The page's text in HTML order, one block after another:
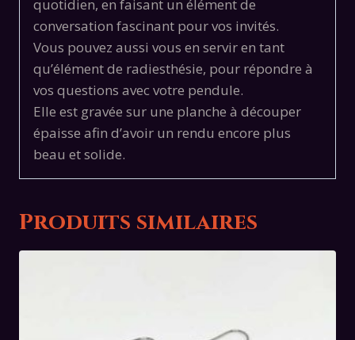
quotidien, en faisant un élément de
conversation fascinant pour vos invités.
Vous pouvez aussi vous en servir en tant
qu’élément de radiesthésie, pour répondre à
vos questions avec votre pendule.
Elle est gravée sur une planche à découper
épaisse afin d’avoir un rendu encore plus
beau et solide.
Produits similaires